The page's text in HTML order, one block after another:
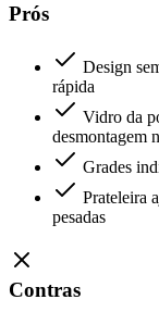
Prós
Design
rápida
Vidro da
desmontagem
Grades
Prateleira
pesadas
Contras